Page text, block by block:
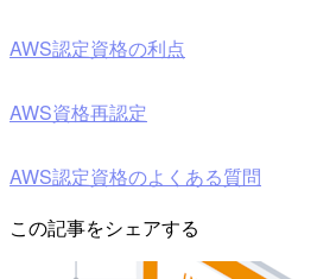
AWS認定資格の利点
AWS資格再認定
AWS認定資格のよくある質問
この記事をシェアする